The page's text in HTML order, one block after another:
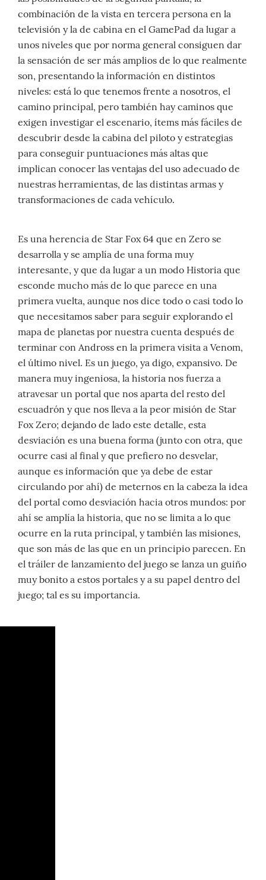
combinación de la vista en tercera persona en la
televisión y la de cabina en el GamePad da lugar a
unos niveles que por norma general consiguen dar
la sensación de ser más amplios de lo que realmente
son, presentando la información en distintos
niveles: está lo que tenemos frente a nosotros, el
camino principal, pero también hay caminos que
exigen investigar el escenario, ítems más fáciles de
descubrir desde la cabina del piloto y estrategias
para conseguir puntuaciones más altas que
implican conocer las ventajas del uso adecuado de
nuestras herramientas, de las distintas armas y
transformaciones de cada vehículo.
Es una herencia de Star Fox 64 que en Zero se
desarrolla y se amplía de una forma muy
interesante, y que da lugar a un modo Historia que
esconde mucho más de lo que parece en una
primera vuelta, aunque nos dice todo o casi todo lo
que necesitamos saber para seguir explorando el
mapa de planetas por nuestra cuenta después de
terminar con Andross en la primera visita a Venom,
el último nivel. Es un juego, ya digo, expansivo. De
manera muy ingeniosa, la historia nos fuerza a
atravesar un portal que nos aparta del resto del
escuadrón y que nos lleva a la peor misión de Star
Fox Zero; dejando de lado este detalle, esta
desviación es una buena forma (junto con otra, que
ocurre casi al final y que prefiero no desvelar,
aunque es información que ya debe de estar
circulando por ahí) de meternos en la cabeza la idea
del portal como desviación hacia otros mundos: por
ahí se amplía la historia, que no se limita a lo que
ocurre en la ruta principal, y también las misiones,
que son más de las que en un principio parecen. En
el tráiler de lanzamiento del juego se lanza un guiño
muy bonito a estos portales y a su papel dentro del
juego; tal es su importancia.